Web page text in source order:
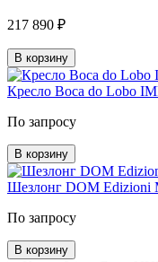
217 890 ₽
В корзину
Кресло Boca do Lobo
По запросу
В корзину
Шезлонг DOM Edizioni
По запросу
В корзину